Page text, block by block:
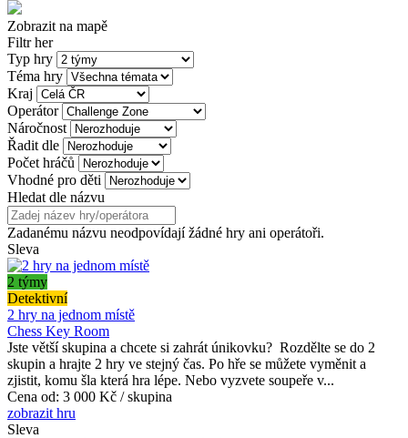
Zobrazit na mapě
Filtr her
Typ hry
Téma hry
Kraj
Operátor
Náročnost
Řadit dle
Počet hráčů
Vhodné pro děti
Hledat dle názvu
Zadanému názvu neodpovídají žádné hry ani operátoři.
Sleva
2 týmy
Detektivní
2 hry na jednom místě
Chess Key Room
Jste větší skupina a chcete si zahrát únikovku? Rozdělte se do 2
skupin a hrajte 2 hry ve stejný čas. Po hře se můžete vyměnit a
zjistit, komu šla která hra lépe. Nebo vyzvete soupeře v...
Cena od: 3 000 Kč / skupina
zobrazit hru
Sleva